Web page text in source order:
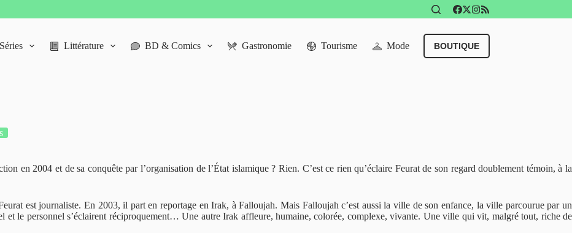
Séries Littérature BD & Comics Gastronomie Tourisme Mode BOUTIQUE
en 2004 et de sa conquête par l’organisation de l’État islamique ? Rien. C’est ce rien qu’éclaire Feurat de son regard doublement témoin, à la
est journaliste. En 2003, il part en reportage en Irak, à Falloujah. Mais Falloujah c’est aussi la ville de son enfance, la ville parcourue par un
et le personnel s’éclairent réciproquement… Une autre Irak affleure, humaine, colorée, complexe, vivante. Une ville qui vit, malgré tout, riche de